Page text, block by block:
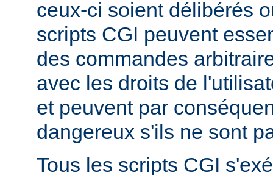
ceux-ci soient délibérés
scripts CGI peuvent
des commandes
avec les droits de
et peuvent par
dangereux s'ils ne sont
Tous les scripts CGI